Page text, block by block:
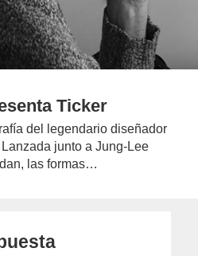
Ticker
del legendario diseñador
junto a Jung-Lee
las formas…